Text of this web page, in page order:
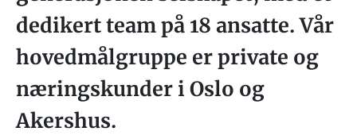
dedikert team på 18 ansatte. Vår
hovedmålgruppe er private og
næringskunder i Oslo og
Akershus.